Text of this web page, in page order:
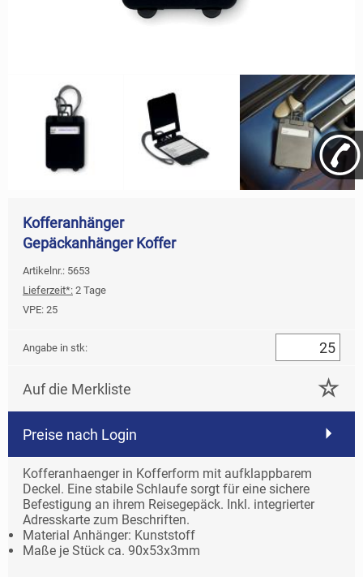
Kofferanhänger
Gepäckanhänger Koffer
Artikelnr.: 5653
Lieferzeit*: 2 Tage
VPE: 25
Angabe in stk:
Auf die Merkliste
Preise nach Login
Kofferanhaenger in Kofferform mit aufklappbarem
Deckel. Eine stabile Schlaufe sorgt für eine sichere
Befestigung an ihrem Reisegepäck. Inkl. integrierter
Adresskarte zum Beschriften.
Material Anhänger: Kunststoff
Maße je Stück ca. 90x53x3mm